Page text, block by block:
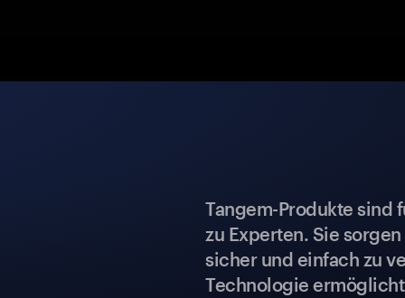
Tangem-Produkte sind
zu Experten. Sie
sicher und einfach zu
Technologie